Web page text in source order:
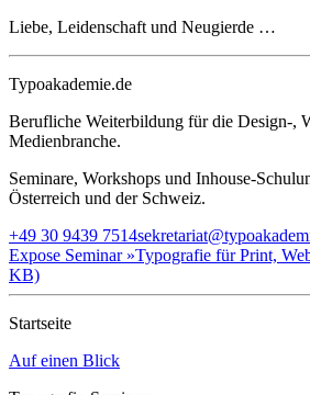
Liebe, Leidenschaft und Neugierde …
Typoakademie.de
Berufliche Weiterbildung für die Design-,
Medienbranche.
Seminare, Workshops und Inhouse-
Österreich und der Schweiz.
+49 30 9439 7514
Expose Seminar »Typografie für Print,
KB)
Startseite
Auf einen Blick